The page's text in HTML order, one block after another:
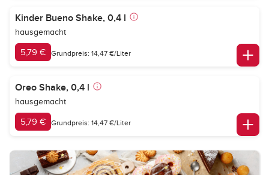
Kinder Bueno Shake, 0,4 l
hausgemacht
5,79 € Grundpreis: 14,47 €/Liter
Oreo Shake, 0,4 l
hausgemacht
5,79 € Grundpreis: 14,47 €/Liter